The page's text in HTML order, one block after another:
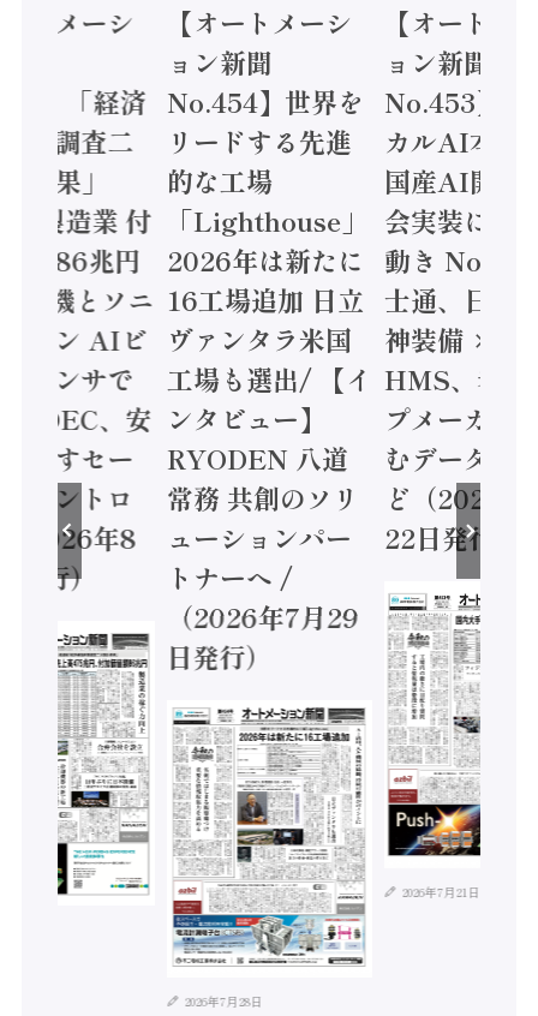
ートメーシ
】世界を
ドする先進
工場
」
年は新たに
場追加 日立
ンタラ米国
も選出/ 【イ
ビュー】
八道
共創のソリ
ションパー
ーへ /
行）
【オートメーシ
ョン新聞
No.453】フィジ
カルAI本格化へ
国産AI開発や社
会実装に活発な
動き Noetra、富
士通、日立 / 兵
神装備 ×
HMS、老舗ポン
プメーカーが挑
むデータ活用 な
ど（2026年7月
22日発行）
2026年7月21日
【オートメ
ョン新聞
No.455】
構造実態調
次集計結果
2024年製
加価値額
/ 三菱電機
ーセミコ
ジョンセン
協業 /
全に動かす
フティコン
ーラ（
月5日発行